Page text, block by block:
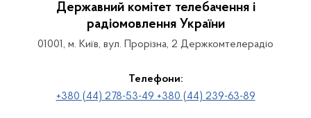
Державний комітет телебачення і
радіомовлення України
01001, м. Київ, вул. Прорізна, 2 Держкомтелерадіо
Телефони:
+380 (44) 278-53-49 +380 (44) 239-63-89